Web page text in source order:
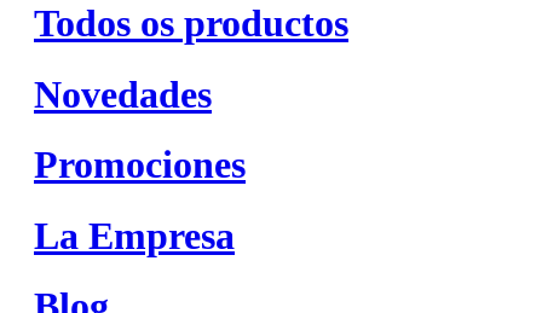
Todos os productos
Novedades
Promociones
La Empresa